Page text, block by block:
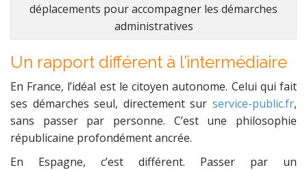
déplacements pour accompagner les démarches
administratives
Un rapport différent à l’intermédiaire
En France, l’idéal est le citoyen autonome. Celui qui fait
ses démarches seul, directement sur service-public.fr,
sans passer par personne. C’est une philosophie
républicaine profondément ancrée.
En Espagne, c’est différent. Passer par un